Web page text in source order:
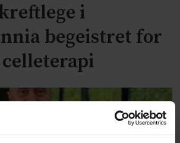
i
begeistret for